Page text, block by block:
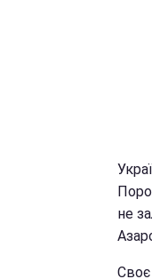
не
Своє